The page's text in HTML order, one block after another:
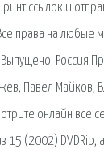
ссылок и
права на любые
Россия
Павел Майков,
онлайн все
15 (2002)